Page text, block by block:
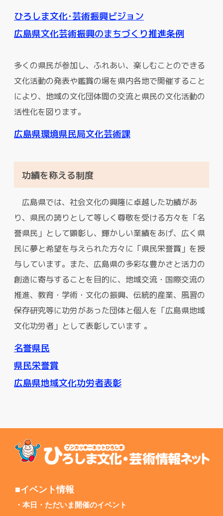
ひろしま文化･芸術振興ビジョン
広島県文化芸術振興のまちづくり推進条例
多くの県民が参加し、ふれあい、楽しむことのできる
文化活動の発表や鑑賞の場を県内各地で開催すること
により、地域の文化団体間の交流と県民の文化活動の
活性化を図ります。
広島県環境県民局文化芸術課
功績を称える制度
広島県では、社会文化の興隆に卓越した功績があ
り、県民の誇りとして等しく尊敬を受ける方々を「名
誉県民」として顕彰し、輝かしい業績をあげ、広く県
民に夢と希望を与えられた方々に「県民栄誉賞」を授
与しています。また、広島県の多彩な豊かさと活力の
創造に寄与することを目的に、地域交流・国際交流の
推進、教育・学術・文化の振興、伝統的産業、風習の
保存研究等に功労があった団体と個人を「広島県地域
文化功労者」として表彰しています 。
名誉県民
県民栄誉賞
広島県地域文化功労者表彰
■イベント情報
本日・ただいま開催のイベント